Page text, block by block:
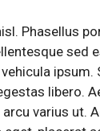
Phasellus
sed
ipsum.
libero.
varius ut.